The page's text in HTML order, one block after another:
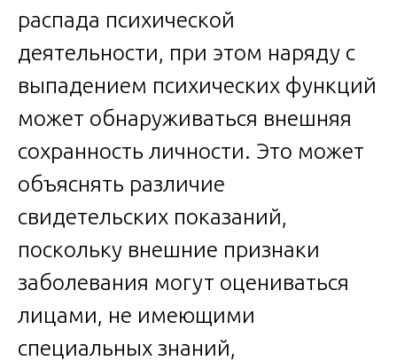
распада психической
деятельности, при этом наряду с
выпадением психических функций
может обнаруживаться внешняя
сохранность личности. Это может
объяснять различие
свидетельских показаний,
поскольку внешние признаки
заболевания могут оцениваться
лицами, не имеющими
специальных знаний,